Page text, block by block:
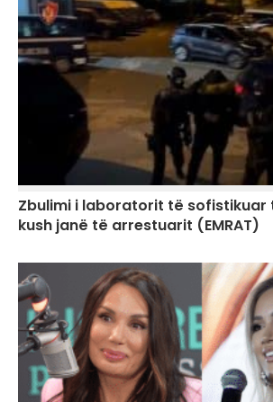
Zbulimi i laboratorit të sofistikuar
kush janë të arrestuarit (EMRAT)